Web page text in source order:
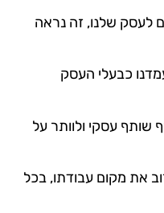
לעסק שלנו, זה נראה
כבעלי העסק
עסקי ולוותר על
את מקום עבודתו, בכל